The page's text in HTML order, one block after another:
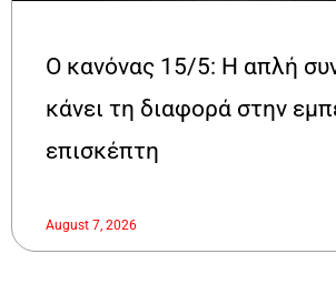
Ο κανόνας 15/5: Η απλή
κάνει τη διαφορά στην
επισκέπτη
August 7, 2026